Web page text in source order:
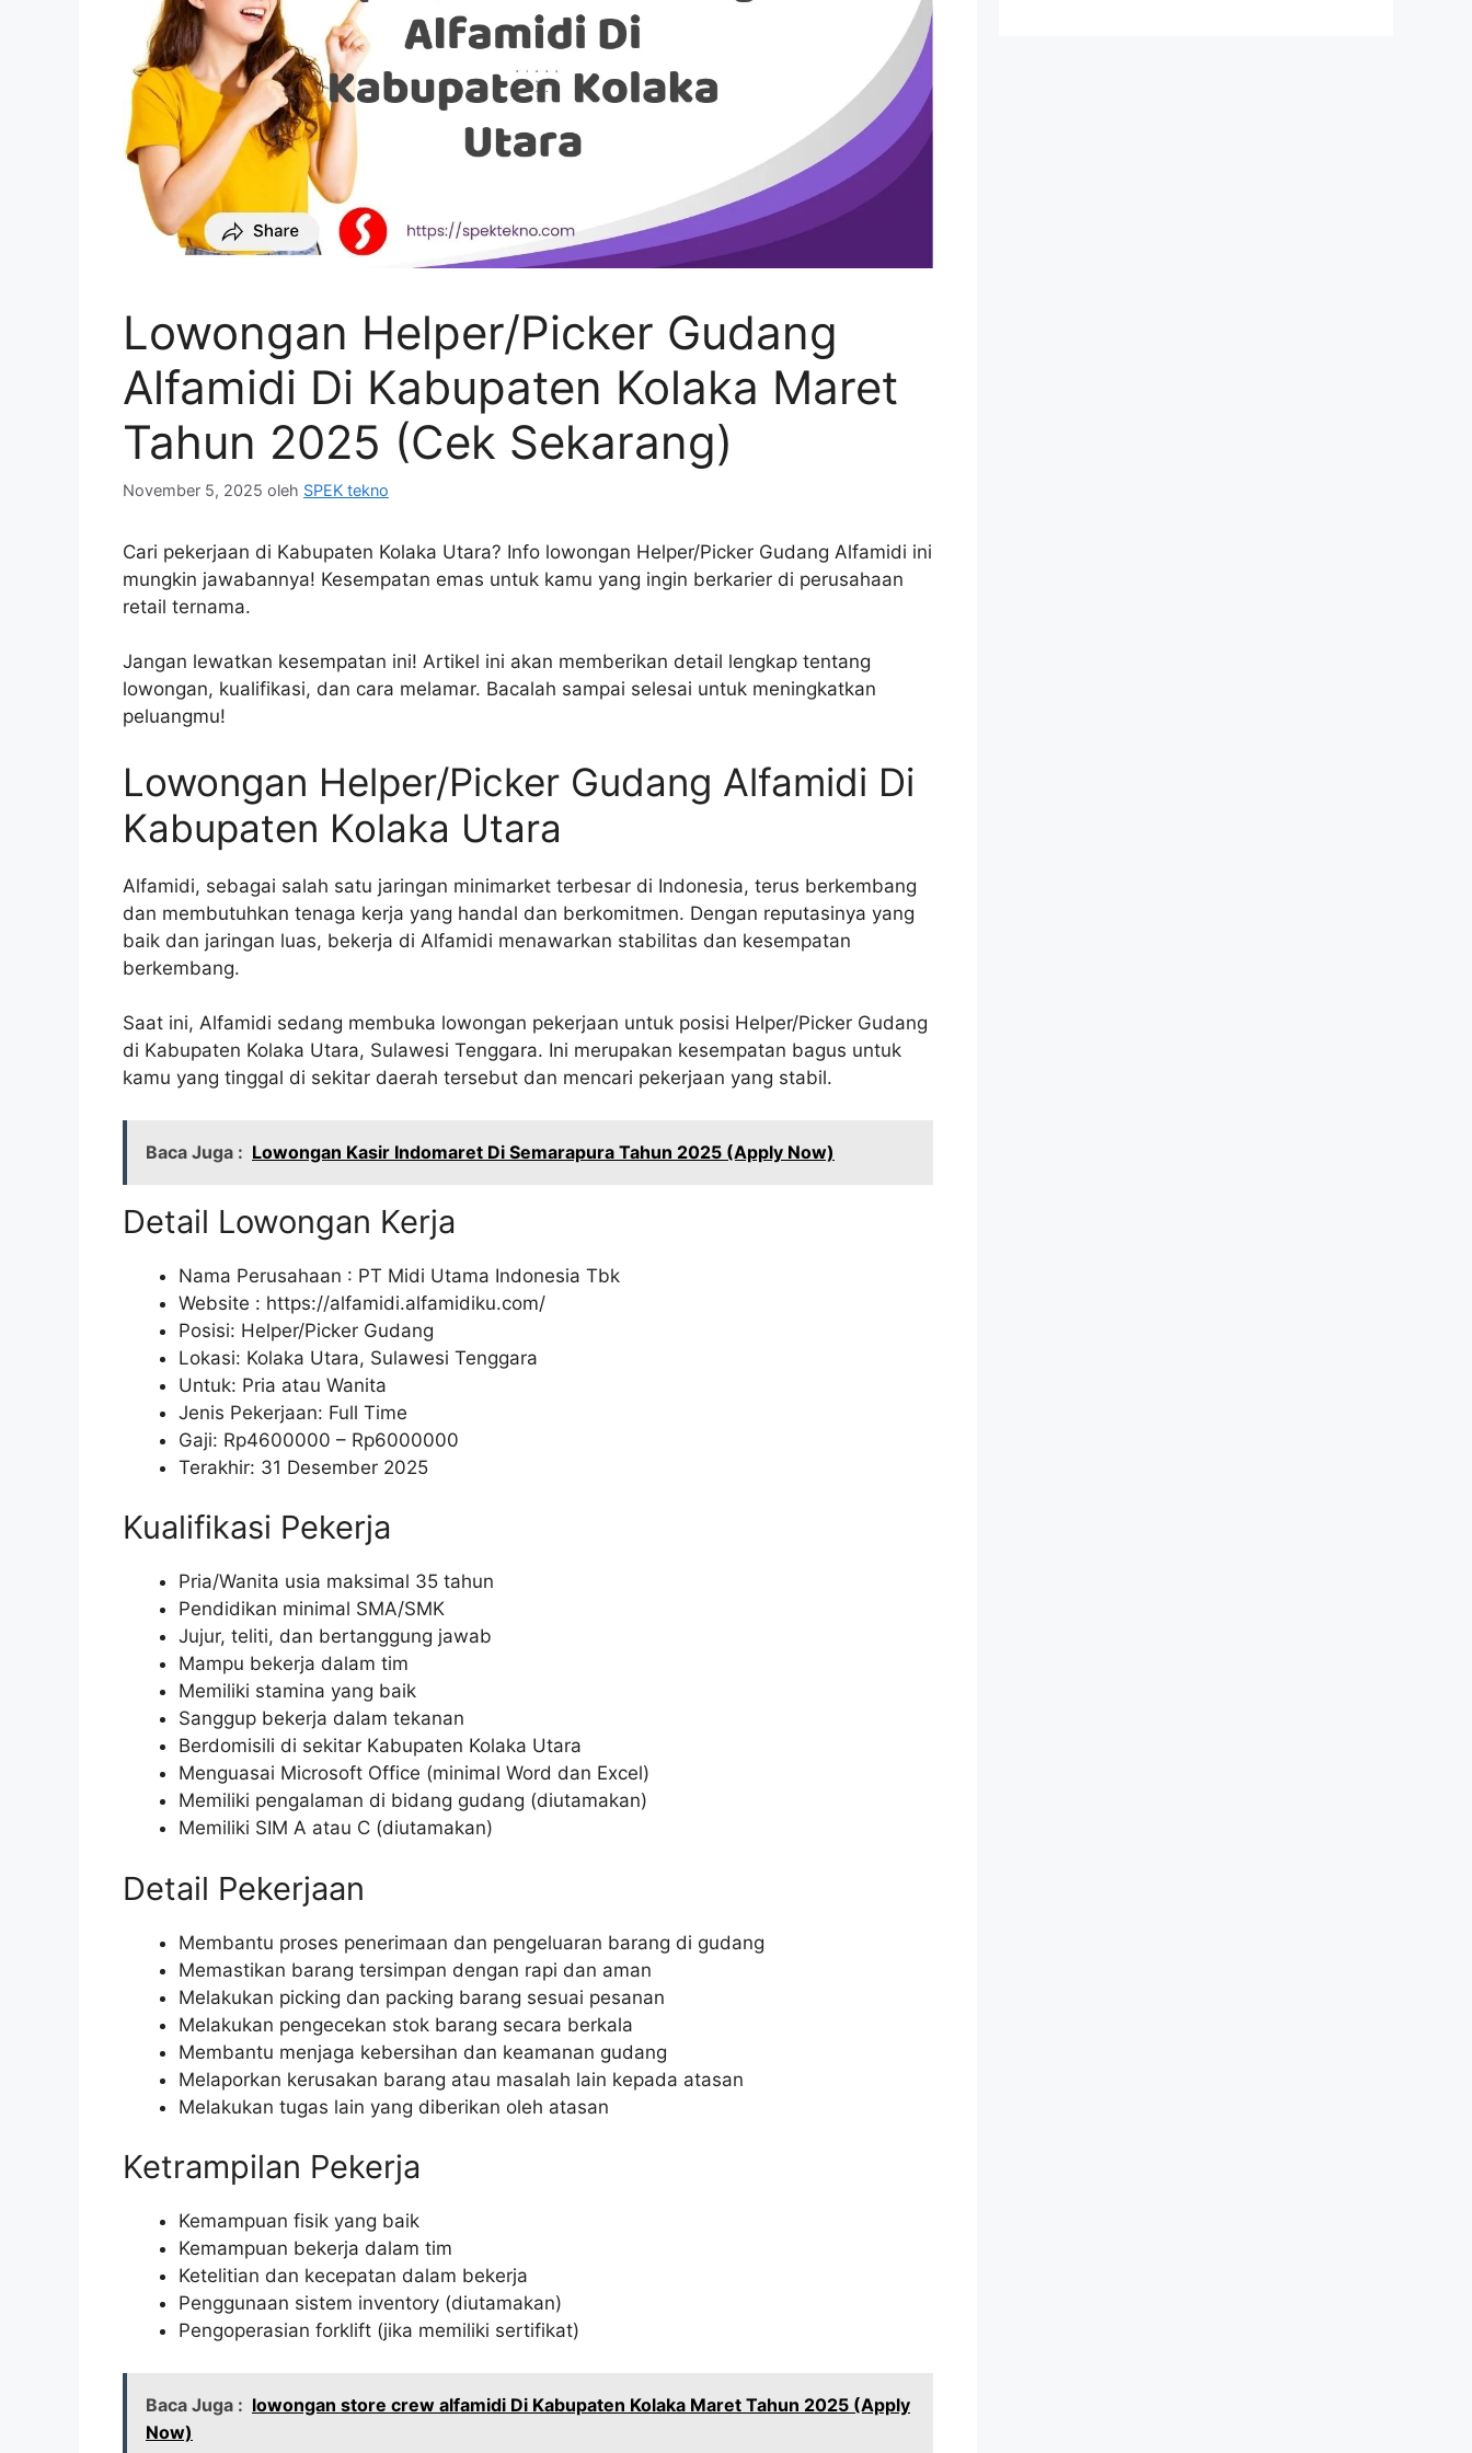
Lowongan Helper/Picker Gudang
Alfamidi Di Kabupaten Kolaka Maret
Tahun 2025 (Cek Sekarang)
November 5, 2025 oleh SPEK tekno
Cari pekerjaan di Kabupaten Kolaka Utara? Info lowongan Helper/Picker Gudang Alfamidi ini
mungkin jawabannya! Kesempatan emas untuk kamu yang ingin berkarier di perusahaan
retail ternama.
Jangan lewatkan kesempatan ini! Artikel ini akan memberikan detail lengkap tentang
lowongan, kualifikasi, dan cara melamar. Bacalah sampai selesai untuk meningkatkan
peluangmu!
Lowongan Helper/Picker Gudang Alfamidi Di
Kabupaten Kolaka Utara
Alfamidi, sebagai salah satu jaringan minimarket terbesar di Indonesia, terus berkembang
dan membutuhkan tenaga kerja yang handal dan berkomitmen. Dengan reputasinya yang
baik dan jaringan luas, bekerja di Alfamidi menawarkan stabilitas dan kesempatan
berkembang.
Saat ini, Alfamidi sedang membuka lowongan pekerjaan untuk posisi Helper/Picker Gudang
di Kabupaten Kolaka Utara, Sulawesi Tenggara. Ini merupakan kesempatan bagus untuk
kamu yang tinggal di sekitar daerah tersebut dan mencari pekerjaan yang stabil.
Baca Juga : Lowongan Kasir Indomaret Di Semarapura Tahun 2025 (Apply Now)
Detail Lowongan Kerja
Nama Perusahaan : PT Midi Utama Indonesia Tbk
Website : https://alfamidi.alfamidiku.com/
Posisi: Helper/Picker Gudang
Lokasi: Kolaka Utara, Sulawesi Tenggara
Untuk: Pria atau Wanita
Jenis Pekerjaan: Full Time
Gaji: Rp4600000 – Rp6000000
Terakhir: 31 Desember 2025
Kualifikasi Pekerja
Pria/Wanita usia maksimal 35 tahun
Pendidikan minimal SMA/SMK
Jujur, teliti, dan bertanggung jawab
Mampu bekerja dalam tim
Memiliki stamina yang baik
Sanggup bekerja dalam tekanan
Berdomisili di sekitar Kabupaten Kolaka Utara
Menguasai Microsoft Office (minimal Word dan Excel)
Memiliki pengalaman di bidang gudang (diutamakan)
Memiliki SIM A atau C (diutamakan)
Detail Pekerjaan
Membantu proses penerimaan dan pengeluaran barang di gudang
Memastikan barang tersimpan dengan rapi dan aman
Melakukan picking dan packing barang sesuai pesanan
Melakukan pengecekan stok barang secara berkala
Membantu menjaga kebersihan dan keamanan gudang
Melaporkan kerusakan barang atau masalah lain kepada atasan
Melakukan tugas lain yang diberikan oleh atasan
Ketrampilan Pekerja
Kemampuan fisik yang baik
Kemampuan bekerja dalam tim
Ketelitian dan kecepatan dalam bekerja
Penggunaan sistem inventory (diutamakan)
Pengoperasian forklift (jika memiliki sertifikat)
Baca Juga : lowongan store crew alfamidi Di Kabupaten Kolaka Maret Tahun 2025 (Apply
Now)